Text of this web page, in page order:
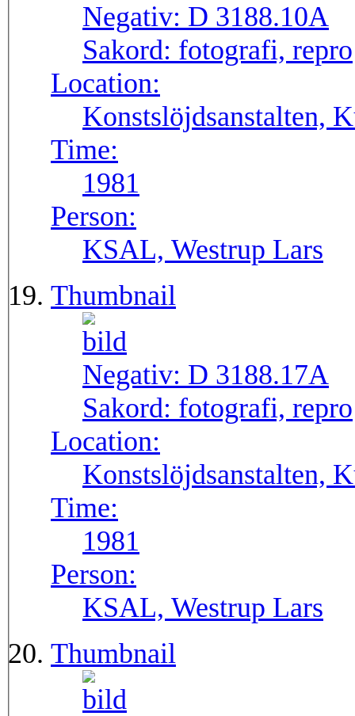
Negativ: D 3188.10A
Sakord: fotografi, repro
Location:
Konstslöjdsanstalten,
Time:
1981
Person:
KSAL, Westrup Lars
Thumbnail
Negativ: D 3188.17A
Sakord: fotografi, repro
Location:
Konstslöjdsanstalten,
Time:
1981
Person:
KSAL, Westrup Lars
Thumbnail